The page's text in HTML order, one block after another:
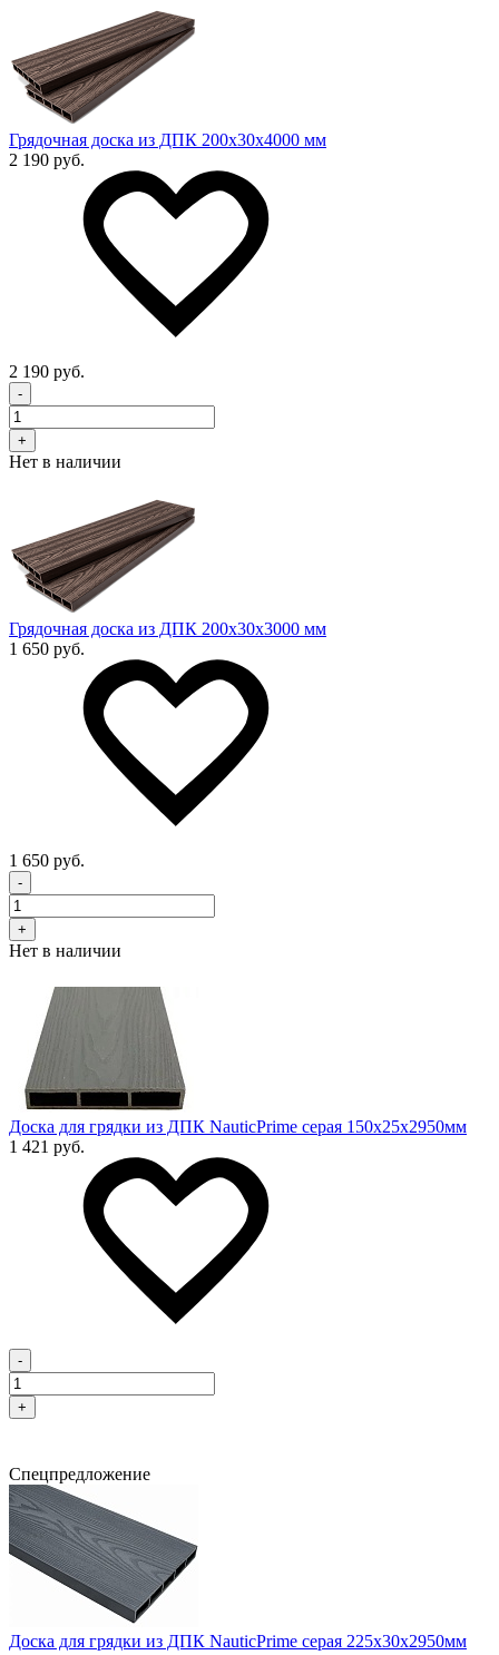
Грядочная доска из ДПК 200x30х4000 мм
2 190 руб.
2 190 руб.
-
+
Нет в наличии
Грядочная доска из ДПК 200x30х3000 мм
1 650 руб.
1 650 руб.
-
+
Нет в наличии
Доска для грядки из ДПК NauticPrime серая 150х25х2950мм
1 421 руб.
-
+
Спецпредложение
Доска для грядки из ДПК NauticPrime серая 225х30х2950мм